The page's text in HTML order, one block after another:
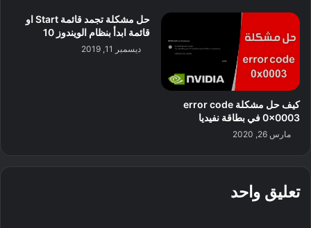
كيف حل مشكلة error code
0x0003 في بطاقة نفيديا
مارس 26, 2020
حل مشكلة تجمد قائمة Start او
قائمة ابدأ بنظام الويندوز 10
ديسمبر 11, 2019
تعليق واحد